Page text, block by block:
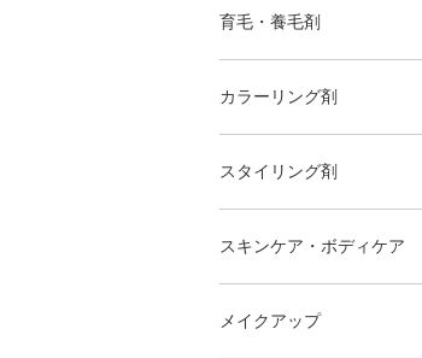
育毛・養毛剤
カラーリング剤
スタイリング剤
スキンケア・ボディケア
メイクアップ